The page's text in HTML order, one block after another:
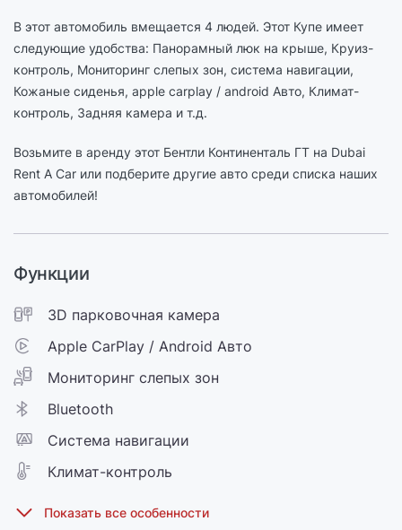
В этот автомобиль вмещается 4 людей. Этот Купе имеет
следующие удобства: Панорамный люк на крыше, Круиз-
контроль, Мониторинг слепых зон, cистема навигации,
Кожаные сиденья, apple carplay / android Авто, Климат-
контроль, Задняя камера и т.д.
Возьмите в аренду этот Бентли Континенталь ГТ на Dubai
Rent A Car или подберите другие авто среди списка наших
автомобилей!
Функции
3D парковочная камера
Apple CarPlay / Android Авто
Мониторинг слепых зон
Bluetooth
Cистема навигации
Климат-контроль